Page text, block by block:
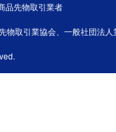
品先物取引業者
物取引業協会、一般社団法